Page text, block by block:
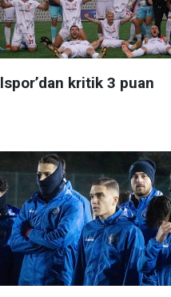
kritik 3 puan